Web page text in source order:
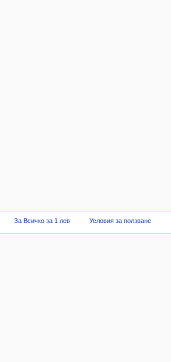
За Всичко за 1 лев Условия за ползване